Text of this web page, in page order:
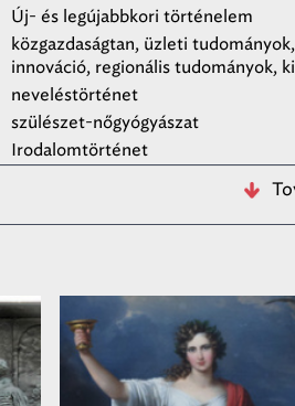
Új- és legújabbkori történelem
közgazdaságtan, üzleti
innováció, regionális tudományok,
neveléstörténet
szülészet-nőgyógyászat
Irodalomtörténet